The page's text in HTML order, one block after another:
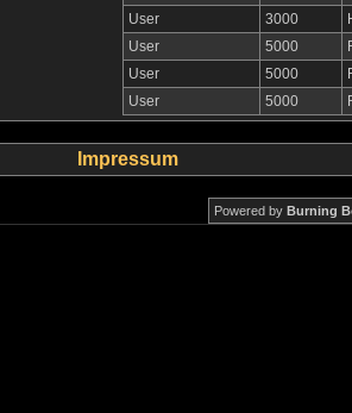
User
3000
User
5000
User
5000
User
5000
Impressum
Powered by Burning